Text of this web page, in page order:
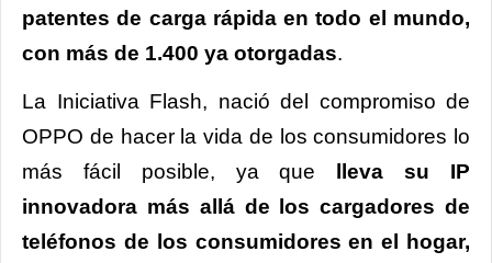
patentes de carga rápida en todo el mundo,
con más de 1.400 ya otorgadas.
La Iniciativa Flash, nació del compromiso de
OPPO de hacer la vida de los consumidores lo
más fácil posible, ya que lleva su IP
innovadora más allá de los cargadores de
teléfonos de los consumidores en el hogar,